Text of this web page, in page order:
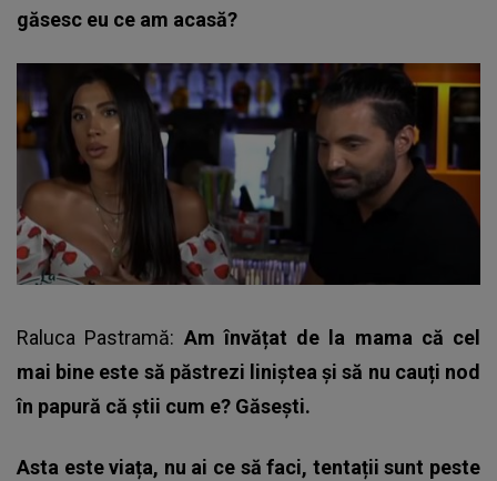
găsesc eu ce am acasă?
Raluca Pastramă: Am învățat de la mama că cel
mai bine este să păstrezi liniștea și să nu cauți nod
în papură că știi cum e? Găsești.
Asta este viața, nu ai ce să faci, tentații sunt peste